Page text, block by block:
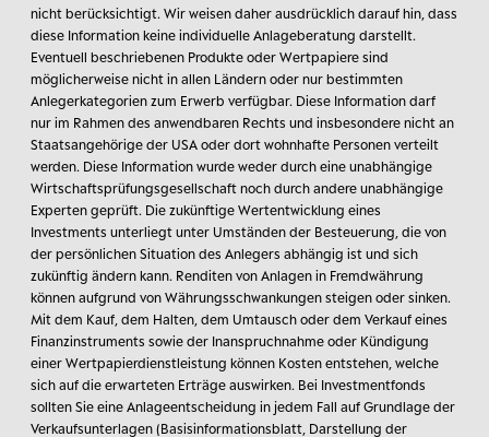
nicht berücksichtigt. Wir weisen daher ausdrücklich darauf hin, dass
diese Information keine individuelle Anlageberatung darstellt.
Eventuell beschriebenen Produkte oder Wertpapiere sind
möglicherweise nicht in allen Ländern oder nur bestimmten
Anlegerkategorien zum Erwerb verfügbar. Diese Information darf
nur im Rahmen des anwendbaren Rechts und insbesondere nicht an
Staatsangehörige der USA oder dort wohnhafte Personen verteilt
werden. Diese Information wurde weder durch eine unabhängige
Wirtschaftsprüfungsgesellschaft noch durch andere unabhängige
Experten geprüft. Die zukünftige Wertentwicklung eines
Investments unterliegt unter Umständen der Besteuerung, die von
der persönlichen Situation des Anlegers abhängig ist und sich
zukünftig ändern kann. Renditen von Anlagen in Fremdwährung
können aufgrund von Währungsschwankungen steigen oder sinken.
Mit dem Kauf, dem Halten, dem Umtausch oder dem Verkauf eines
Finanzinstruments sowie der Inanspruchnahme oder Kündigung
einer Wertpapierdienstleistung können Kosten entstehen, welche
sich auf die erwarteten Erträge auswirken. Bei Investmentfonds
sollten Sie eine Anlageentscheidung in jedem Fall auf Grundlage der
Verkaufsunterlagen (Basisinformationsblatt, Darstellung der